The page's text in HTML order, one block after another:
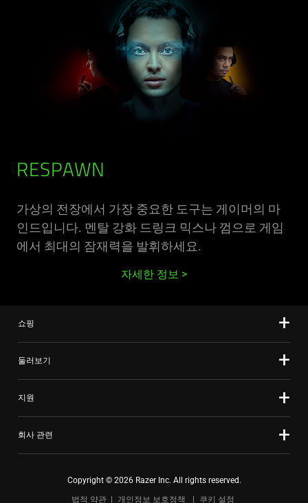
RESPAWN
가상의 전장에서 가장 중요한 도구는 게이머의 마
인드입니다. 멘탈 강화 드링크 믹스나 껌으로 게임
에서 최대의 잠재력을 발휘하세요.
자세한 정보
쇼핑
둘러보기
지원
회사 관련
Copyright © 2026 Razer Inc. All rights reserved.
법적 약관
개인정보 보호정책 쿠키 설정